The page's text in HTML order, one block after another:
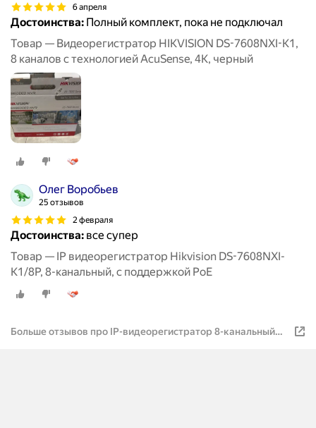
6 апреля
Достоинства: Полный комплект, пока не подключал
Товар — Видеорегистратор HIKVISION DS-7608NXI-K1,
8 каналов с технологией AcuSense, 4К, черный
Олег Воробьев
25 отзывов
2 февраля
Достоинства: все супер
Товар — IP видеорегистратор Hikvision DS-7608NXI-
K1/8P, 8-канальный, с поддержкой PoE
Больше отзывов про IP-видеорегистратор 8-канальный